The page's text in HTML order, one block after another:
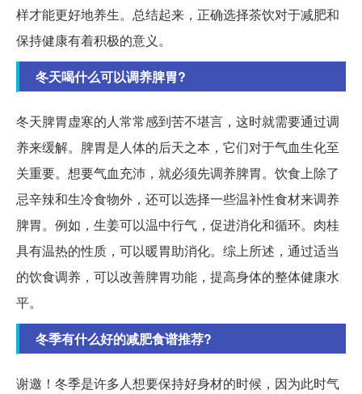
样才能更好地养生。总结起来，正确选择茶饮对于减肥和
保持健康有着积极的意义。
冬天喝什么可以调养脾胃?
冬天脾胃虚寒的人常常感到苦不堪言，这时就需要通过调
养来缓解。脾胃是人体的后天之本，它们对于气血生化至
关重要。想要气血充沛，就必须先调养脾胃。饮食上除了
忌辛辣和生冷食物外，还可以选择一些温补性食材来调养
脾胃。例如，生姜可以温中行气，促进消化和循环。肉桂
具有温热的性质，可以暖胃助消化。综上所述，通过适当
的饮食调养，可以改善脾胃功能，提高身体的整体健康水
平。
冬季有什么好的减肥食谱推荐?
谢邀！冬季是许多人想要保持好身材的时候，因为此时气